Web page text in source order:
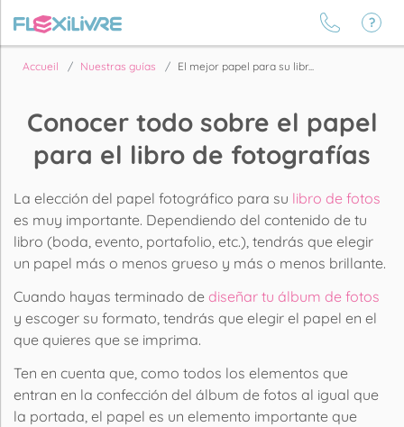
Accueil Nuestras guías El mejor papel para su libr...
Conocer todo sobre el papel
para el libro de fotografías
La elección del papel fotográfico para su libro de fotos
es muy importante. Dependiendo del contenido de tu
libro (boda, evento, portafolio, etc.), tendrás que elegir
un papel más o menos grueso y más o menos brillante.
Cuando hayas terminado de diseñar tu álbum de fotos
y escoger su formato, tendrás que elegir el papel en el
que quieres que se imprima.
Ten en cuenta que, como todos los elementos que
entran en la confección del álbum de fotos al igual que
la portada, el papel es un elemento importante que